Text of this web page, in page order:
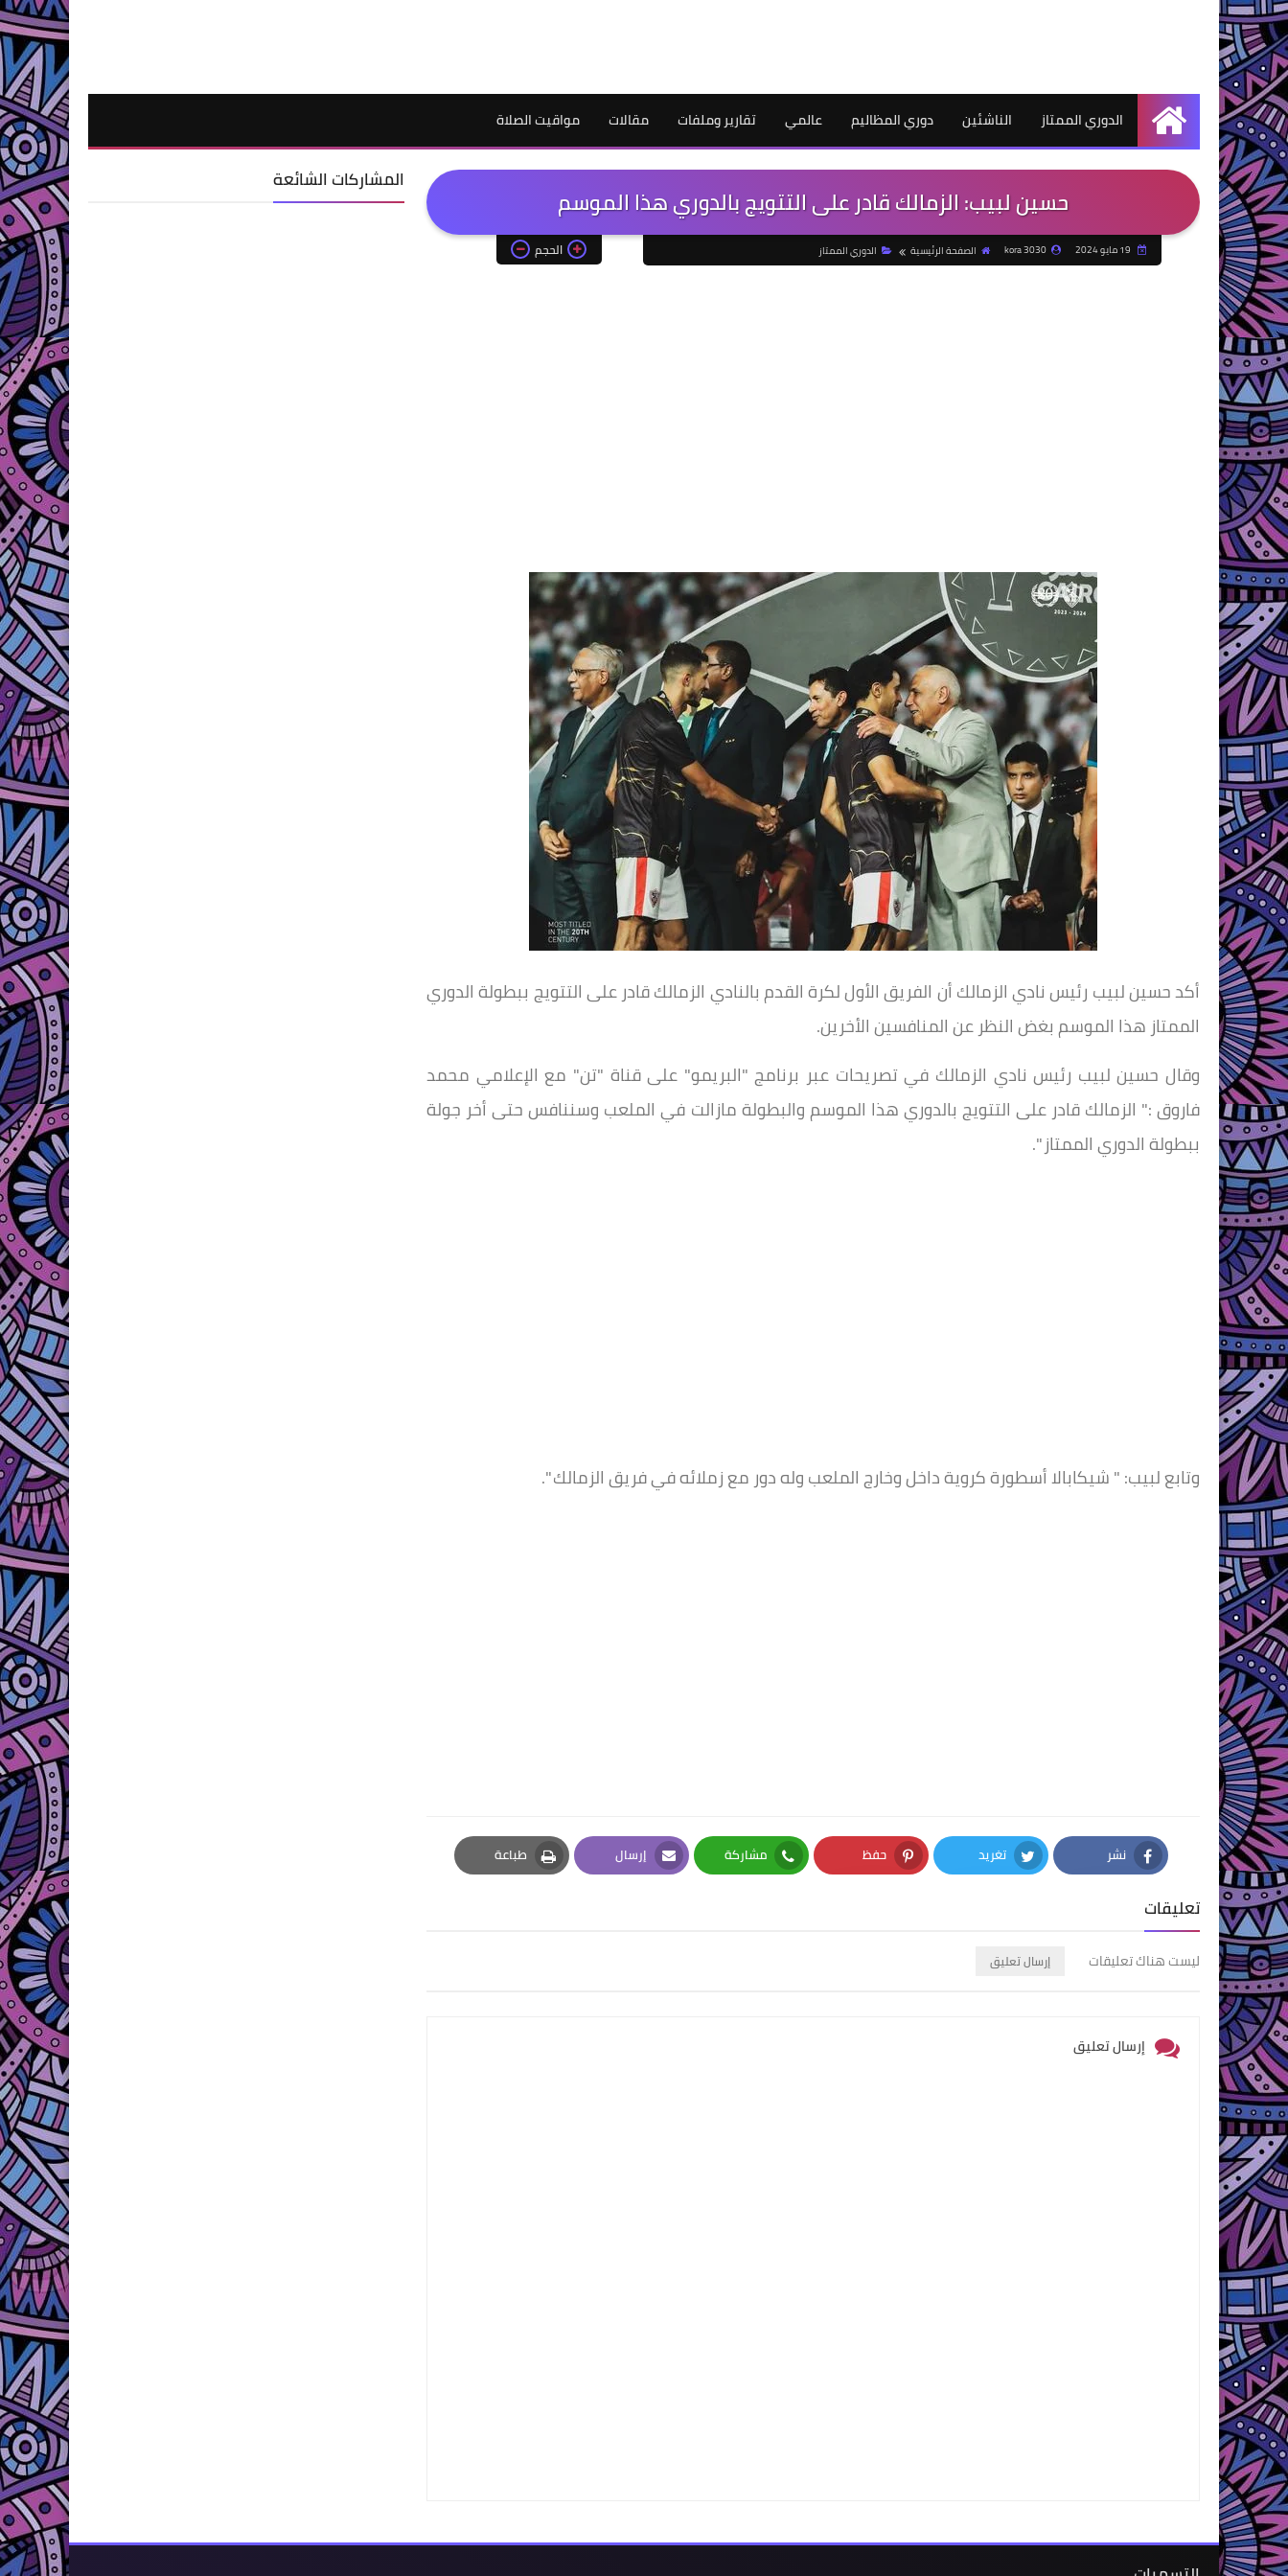
الرئيسية
الدوري الممتاز الناشئين دوري المظاليم عالمي تقارير وملفات مقالات مواقيت الصلاة
حسين لبيب: الزمالك قادر على التتويج بالدوري هذا الموسم
kora 3030 الصفحة الرئيسية الدوري الممتاز الحجم
أكد حسين لبيب رئيس نادي الزمالك أن الفريق الأول لكرة القدم بالنادي الزمالك قادر على التتويج ببطولة الدوري
الممتاز هذا الموسم بغض النظر عن المنافسين الأخرين.
وقال حسين لبيب رئيس نادي الزمالك في تصريحات عبر برنامج "البريمو" على قناة "تن" مع الإعلامي محمد
فاروق :" الزمالك قادر على التتويج بالدوري هذا الموسم والبطولة مازالت في الملعب وسننافس حتى أخر جولة
ببطولة الدوري الممتاز ".
وتابع لبيب: " شيكابالا أسطورة كروية داخل وخارج الملعب وله دور مع زملائه في فريق الزمالك ".
نشر
Facebook
تغريد
Twitter
حفظ
Pinterest
مشاركة
Whatsapp
إرسال
Email
طباعة
Print
تعليقات
ليست هناك تعليقات إرسال تعليق
إرسال تعليق
المشاركات الشائعة